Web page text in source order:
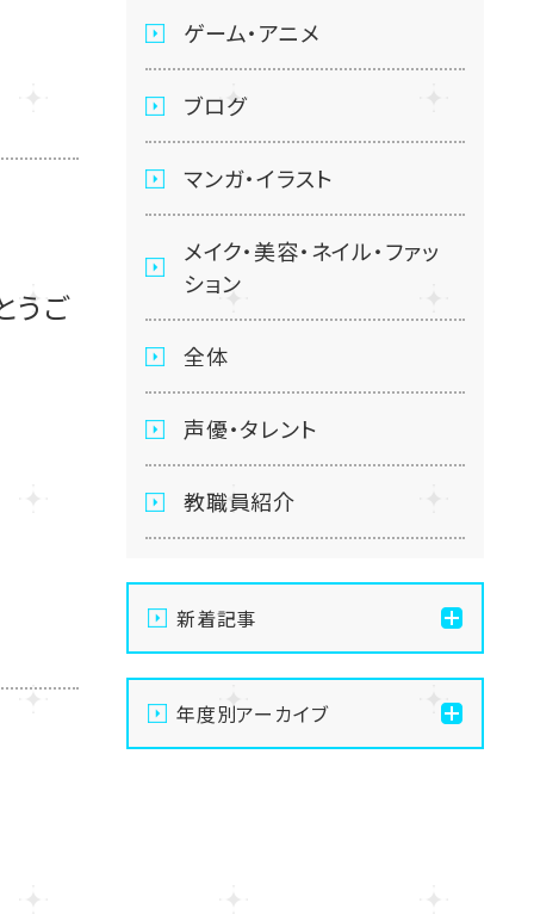
うご
ゲーム・アニメ
ブログ
マンガ・イラスト
メイク・美容・ネイル・ファッ
ション
全体
声優・タレント
教職員紹介
新着記事
【仙台】ジョブフェスタへご
参加ありがとうございまし
た。
年度別アーカイブ